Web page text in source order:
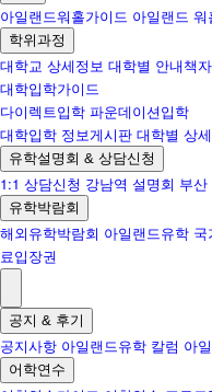
아일랜드워홀가이드 아일랜드
학위과정
대학교 상세정보 대학별 안내책자
대학입학가이드
다이렉트입학 파운데이션입학
대학입학 정보게시판 대학별 상
유학설명회 & 상담신청
1:1 상담신청 강남역 설명회 부
유학박람회
해외유학박람회 아일랜드유학 국
료입장권
공지 & 후기
공지사항 아일랜드유학 칼럼 아
어학연수